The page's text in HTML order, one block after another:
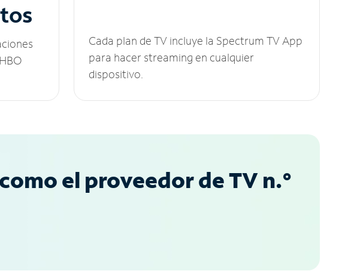
Cada plan de TV incluye la Spectrum TV App
para hacer streaming en cualquier
dispositivo.
el proveedor de TV n.°